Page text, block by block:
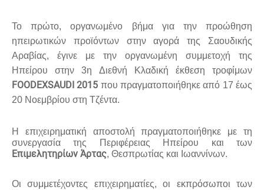
Το πρώτο, οργανωμένο βήμα για την προώθηση
ηπειρωτικών προϊόντων στην αγορά της Σαουδικής
Αραβίας, έγινε με την οργανωμένη συμμετοχή της
Ηπείρου στην 3η Διεθνή Κλαδική έκθεση τροφίμων
FOODEXSAUDI 2015 που πραγματοποιήθηκε από 17 έως
20 Νοεμβρίου στη Τζέντα.
Η επιχειρηματική αποστολή πραγματοποιήθηκε με τη
συνεργασία της Περιφέρειας Ηπείρου και των
Eπιμελητηρίων Άρτας, Θεσπρωτίας και Ιωαννίνων.
Οι συμμετέχοντες επιχειρηματίες, οι εκπρόσωποι των